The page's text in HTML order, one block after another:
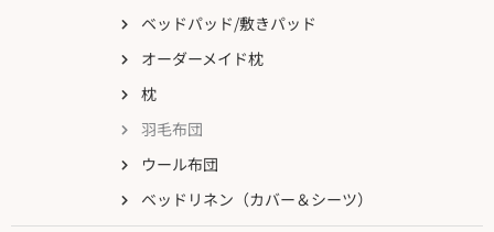
ベッドパッド/敷きパッド
オーダーメイド枕
枕
羽毛布団
ウール布団
ベッドリネン（カバー＆シーツ）